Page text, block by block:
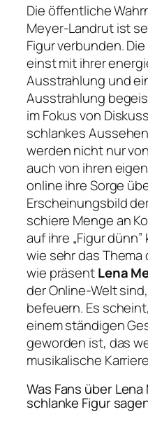
Die öffentliche
Meyer-Landrut ist
Figur verbunden.
einst mit ihrer
Ausstrahlung und
Ausstrahlung
im Fokus von
schlankes
werden nicht nur
auch von ihren
online ihre Sorge
Erscheinungsbild
schiere Menge an
auf ihre „Figur
wie sehr das
wie präsentLena
der Online-Welt
befeuern. Es
einem ständigen
geworden ist, das
musikalische
Was Fans über
schlanke Figur